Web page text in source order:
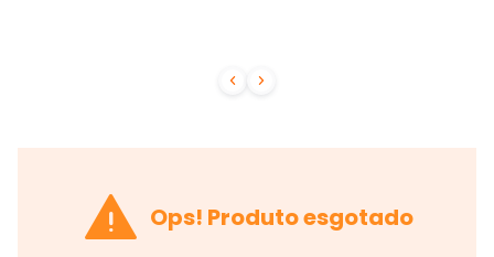
 
 Ops! Produto esgotado